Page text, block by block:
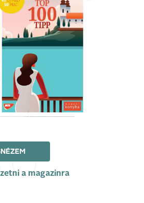
a magazinra